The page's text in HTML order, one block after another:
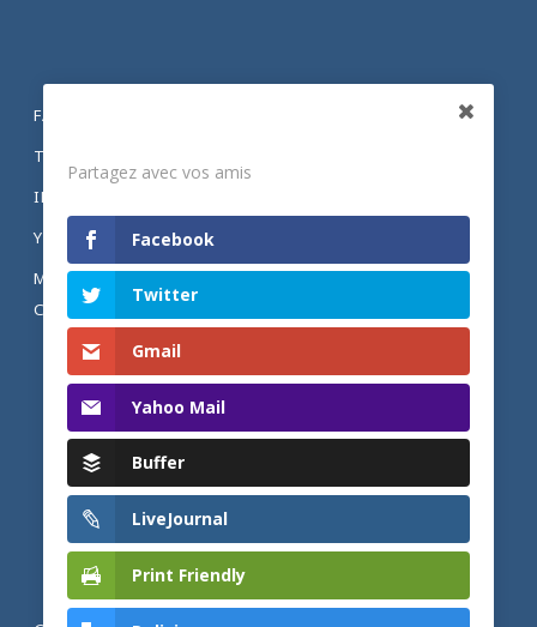
FACEBOOK
TWITTER
INSTAGRAM
YOUTUBE
MENTIONS LÉGALES ET POLITIQUE DE
CONFIDENTIALITÉ
Partagez avec vos amis
Facebook
Twitter
Gmail
Yahoo Mail
Buffer
LiveJournal
Print Friendly